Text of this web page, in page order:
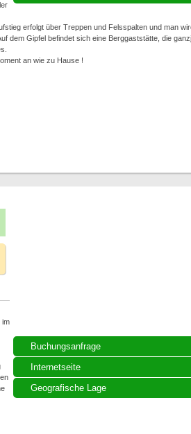
erfolgt über Treppen und Felsspalten und man
dem Gipfel befindet sich eine Berggaststätte, die
an wie zu Hause !
Buchungsanfrage
Internetseite
Geografische Lage
im